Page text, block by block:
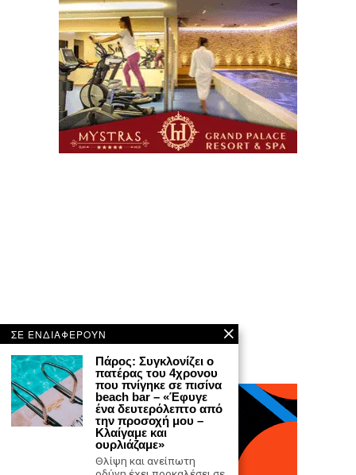
ΣΕ ΕΝΔΙΑΦΕΡΟΥΝ
Πάρος: Συγκλονίζει ο
πατέρας του 4χρονου
που πνίγηκε σε πισίνα
beach bar – «Έφυγε
ένα δευτερόλεπτο από
την προσοχή μου –
Κλαίγαμε και
ουρλιάζαμε»
Θλίψη και ανείπωτη